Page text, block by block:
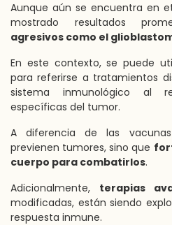
Aunque aún se encuentra en
mostrado resultados
agresivos como el
En este contexto, se puede
para referirse a tratamientos
sistema inmunológico al
específicas del tumor.
A diferencia de las
previenen tumores, sino que
cuerpo para combatirlos.
Adicionalmente, terapias
modificadas, están siendo
respuesta inmune.